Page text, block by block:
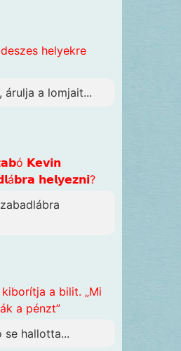
helyekre
árulja a lomjait...
𝗞𝗲𝘃𝗶𝗻
𝗵𝗲𝗹𝘆𝗲𝘇𝗻𝗶?
a bilit. „Mi
a pénzt”
se hallotta...